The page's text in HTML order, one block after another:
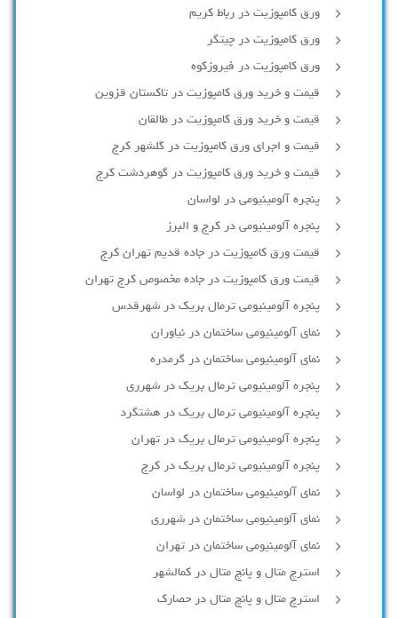
ورق کامپوزیت در رباط کریم
ورق کامپوزیت در چیتگر
ورق کامپوزیت در فیروزکوه
قیمت و خرید ورق کامپوزیت در تاکستان قزوین
قیمت و خرید ورق کامپوزیت در طالقان
قیمت و اجرای ورق کامپوزیت در گلشهر کرج
قیمت و خرید ورق کامپوزیت در گوهردشت کرج
پنجره آلومینیومی در لواسان
پنجره آلومینیومی در کرج و البرز
قیمت ورق کامپوزیت در جاده قدیم تهران کرج
قیمت ورق کامپوزیت در جاده مخصوص کرج تهران
پنجره آلومینیومی ترمال بریک در شهرقدس
نمای آلومینیومی ساختمان در نیاوران
نمای آلومینیومی ساختمان در گرمدره
پنجره آلومینیومی ترمال بریک در شهرری
پنجره آلومینیومی ترمال بریک در هشتگرد
پنجره آلومینیومی ترمال بریک در تهران
پنجره آلومینیومی ترمال بریک در کرج
نمای آلومینیومی ساختمان در لواسان
نمای آلومینیومی ساختمان در شهرری
نمای آلومینیومی ساختمان در تهران
استرچ متال و پانچ متال در کمالشهر
استرچ متال و پانچ متال در حصارك